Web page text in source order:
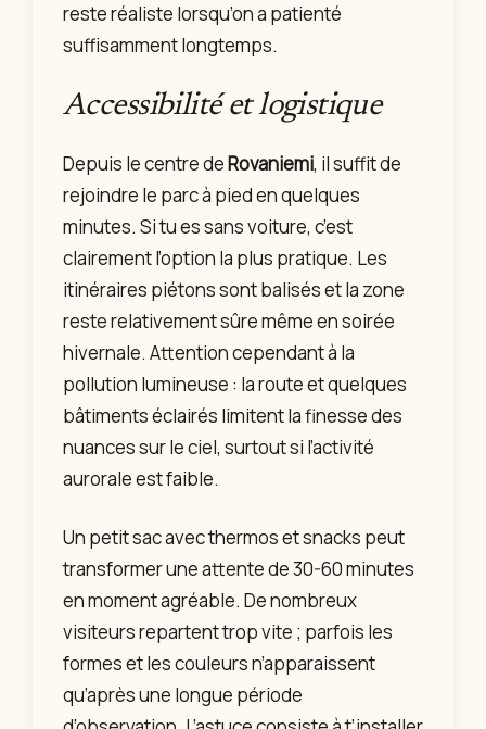
reste réaliste lorsqu’on a patienté
suffisamment longtemps.
Accessibilité et logistique
Depuis le centre deRovaniemi, il suffit de
rejoindre le parc à pied en quelques
minutes. Si tu es sans voiture, c’est
clairement l’option la plus pratique. Les
itinéraires piétons sont balisés et la zone
reste relativement sûre même en soirée
hivernale. Attention cependant à la
pollution lumineuse : la route et quelques
bâtiments éclairés limitent la finesse des
nuances sur le ciel, surtout si l’activité
aurorale est faible.
Un petit sac avec thermos et snacks peut
transformer une attente de 30-60 minutes
en moment agréable. De nombreux
visiteurs repartent trop vite ; parfois les
formes et les couleurs n’apparaissent
qu’après une longue période